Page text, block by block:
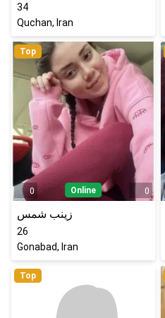
34
Quchan, Iran
Top
0 Online 0
زینب شمس
26
Gonabad, Iran
Top